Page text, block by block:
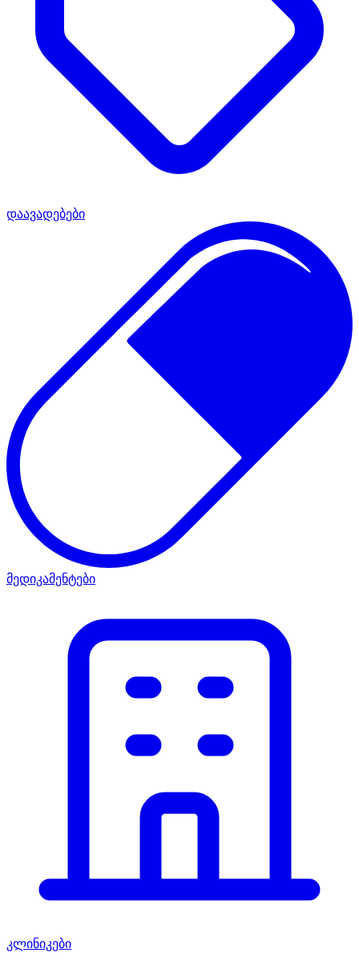
დაავადებები
მედიკამენტები
კლინიკები